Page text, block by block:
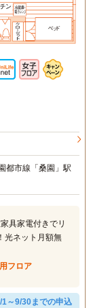
都市線「桑園」駅
具家電付きでリ
光ネット月額無
フロア
～9/30までの申込